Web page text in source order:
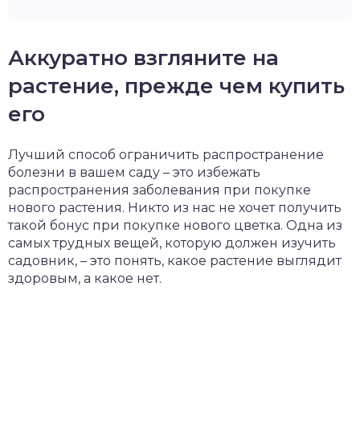
Аккуратно взгляните на
растение, прежде чем купить
его
Лучший способ ограничить распространение
болезни в вашем саду – это избежать
распространения заболевания при покупке
нового растения. Никто из нас не хочет получить
такой бонус при покупке нового цветка. Одна из
самых трудных вещей, которую должен изучить
садовник, – это понять, какое растение выглядит
здоровым, а какое нет.